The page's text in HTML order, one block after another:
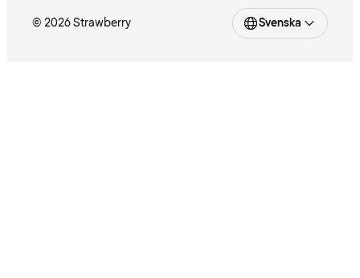
© 2026 Strawberry Svenska